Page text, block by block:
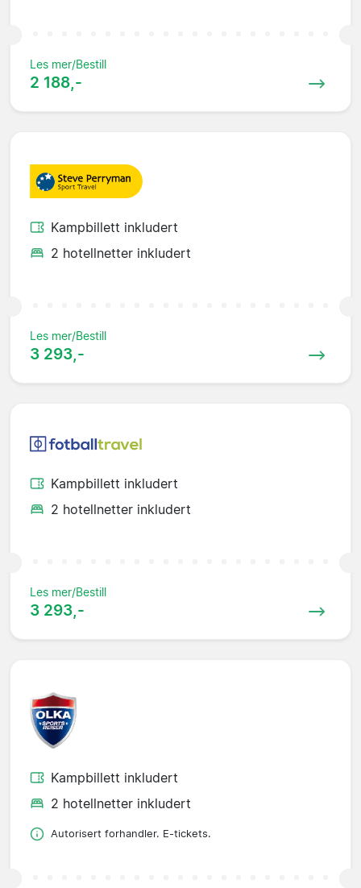
Les mer/Bestill
2 188,-
Kampbillett inkludert
2 hotellnetter inkludert
Les mer/Bestill
3 293,-
Kampbillett inkludert
2 hotellnetter inkludert
Les mer/Bestill
3 293,-
Kampbillett inkludert
2 hotellnetter inkludert
Autorisert forhandler. E-tickets.